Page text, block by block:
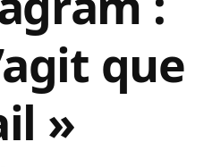
que
»